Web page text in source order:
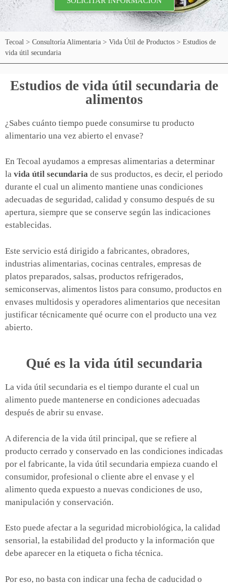
Tecoal > Consultoría Alimentaria > Vida Útil de Productos > Estudios de
vida útil secundaria
Estudios de vida útil secundaria de
alimentos
¿Sabes cuánto tiempo puede consumirse tu producto
alimentario una vez abierto el envase?
En Tecoal ayudamos a empresas alimentarias a determinar
la vida útil secundaria de sus productos, es decir, el periodo
durante el cual un alimento mantiene unas condiciones
adecuadas de seguridad, calidad y consumo después de su
apertura, siempre que se conserve según las indicaciones
establecidas.
Este servicio está dirigido a fabricantes, obradores,
industrias alimentarias, cocinas centrales, empresas de
platos preparados, salsas, productos refrigerados,
semiconservas, alimentos listos para consumo, productos en
envases multidosis y operadores alimentarios que necesitan
justificar técnicamente qué ocurre con el producto una vez
abierto.
Qué es la vida útil secundaria
La vida útil secundaria es el tiempo durante el cual un
alimento puede mantenerse en condiciones adecuadas
después de abrir su envase.
A diferencia de la vida útil principal, que se refiere al
producto cerrado y conservado en las condiciones indicadas
por el fabricante, la vida útil secundaria empieza cuando el
consumidor, profesional o cliente abre el envase y el
alimento queda expuesto a nuevas condiciones de uso,
manipulación y conservación.
Esto puede afectar a la seguridad microbiológica, la calidad
sensorial, la estabilidad del producto y la información que
debe aparecer en la etiqueta o ficha técnica.
Por eso, no basta con indicar una fecha de caducidad o